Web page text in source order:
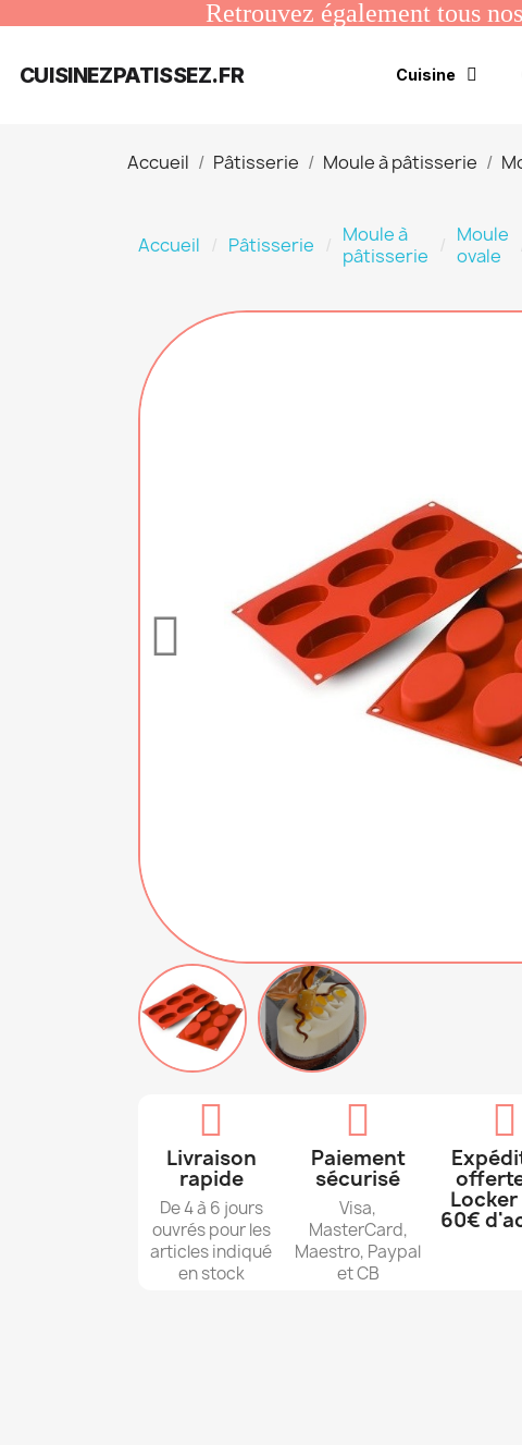
Retrouvez également tous
CUISINEZPATISSEZ.FR Cuisine
Accueil Pâtisserie Moule à pâtisserie
Accueil Pâtisserie
Moule à
pâtisserie
Moule
ovale
Livraison
rapide
De 4 à 6 jours
ouvrés pour les
articles indiqué
en stock
Paiement
sécurisé
Visa,
MasterCard,
Maestro, Paypal
et CB
Locker
60€